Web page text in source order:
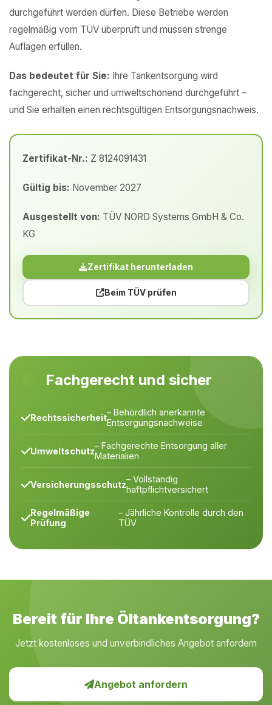
durchgeführt werden dürfen. Diese Betriebe werden
regelmäßig vom TÜV überprüft und müssen strenge
Auflagen erfüllen.
Das bedeutet für Sie: Ihre Tankentsorgung wird
fachgerecht, sicher und umweltschonend durchgeführt –
und Sie erhalten einen rechtsgültigen Entsorgungsnachweis.
Zertifikat-Nr.: Z 8124091431
Gültig bis: November 2027
Ausgestellt von: TÜV NORD Systems GmbH & Co.
KG
Zertifikat herunterladen
Beim TÜV prüfen
Fachgerecht und sicher
Rechtssicherheit– Behördlich anerkannte
Entsorgungsnachweise
Umweltschutz– Fachgerechte Entsorgung aller
Materialien
Versicherungsschutz– Vollständig
haftpflichtversichert
Regelmäßige
Prüfung
– Jährliche Kontrolle durch den
TÜV
Bereit für Ihre Öltankentsorgung?
Jetzt kostenloses und unverbindliches Angebot anfordern
Angebot anfordern